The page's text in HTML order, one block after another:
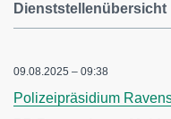
Dienststellenübersicht
09.08.2025 – 09:38
Polizeipräsidium